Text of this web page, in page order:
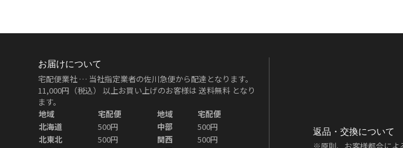
お届けについて
宅配便業社 … 当社指定業者の佐川急便から配達となります。
11,000円（税込）
以上お買い上げのお客様は 送料無料となり
ます。
地域
宅配便 地域
宅配便
北海道
500円 中部
500円
北東北
500円 関西
500円
返品・交換について